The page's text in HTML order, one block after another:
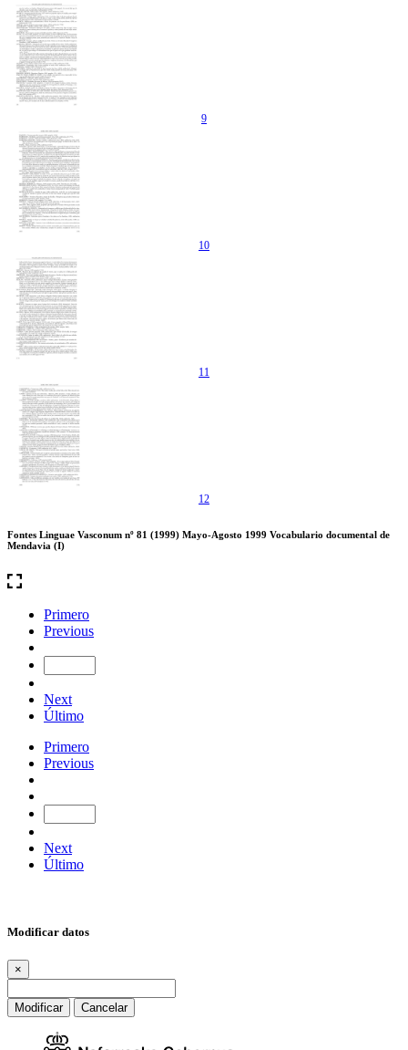
9
10
11
12
Fontes Linguae Vasconum nº 81 (1999) Mayo-Agosto 1999 Vocabulario documental de
Mendavia (I)
Primero
Previous
Next
Último
Primero
Previous
Next
Último
Modificar datos
×
Modificar Cancelar